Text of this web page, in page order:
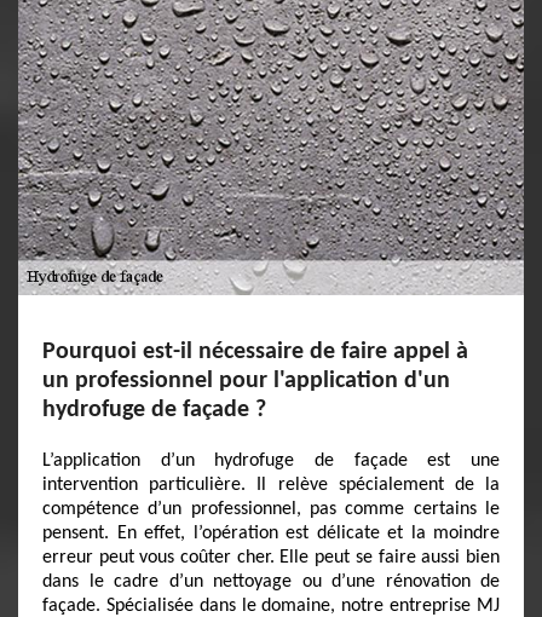
Pourquoi est-il nécessaire de faire appel à
un professionnel pour l'application d'un
hydrofuge de façade ?
L’application d’un hydrofuge de façade est une
intervention particulière. Il relève spécialement de la
compétence d’un professionnel, pas comme certains le
pensent. En effet, l’opération est délicate et la moindre
erreur peut vous coûter cher. Elle peut se faire aussi bien
dans le cadre d’un nettoyage ou d’une rénovation de
façade. Spécialisée dans le domaine, notre entreprise MJ